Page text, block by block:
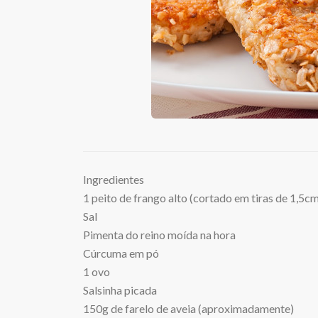
Ingredientes
1 peito de frango alto (cortado em tiras de
Sal
Pimenta do reino moída na hora
Cúrcuma em pó
1 ovo
Salsinha picada
150g de farelo de aveia (aproximadamente)